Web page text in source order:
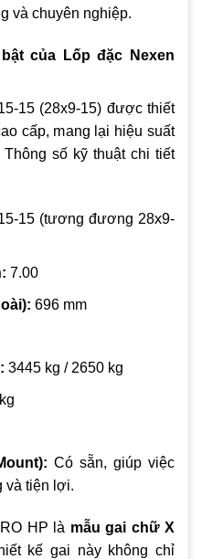
và chuyên nghiệp.
của Lốp đặc Nexen
15 (28x9-15) được thiết
cấp, mang lại hiệu suất
số kỹ thuật chi tiết
15 (tương đương 28x9-
7.00
696 mm
3445 kg / 2650 kg
Có sẵn, giúp việc
và tiện lợi.
HP là mẫu gai chữ X
kế gai này không chỉ